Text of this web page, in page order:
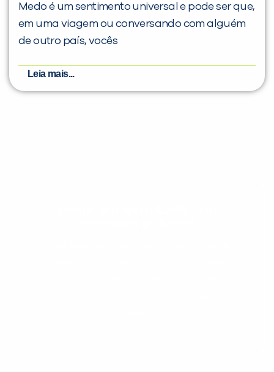
Medo é um sentimento universal e pode ser que,
em uma viagem ou conversando com alguém
de outro país, vocês
Leia mais...